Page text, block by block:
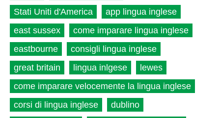
Stati Uniti d'America
app lingua inglese
east sussex
come imparare lingua inglese
eastbourne
consigli lingua inglese
great britain
lingua inlgese
lewes
come imparare velocemente la lingua inglese
corsi di lingua inglese
dublino